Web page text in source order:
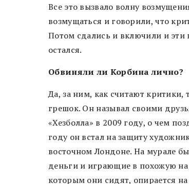
Все это вызвало волну
возмущаться и говорили, что
Потом сдались и включили и эти
остался.
Обвиняли ли Корбина лично?
Да, за ним, как считают критики,
грешок. Он называл своими
«Хезболла» в 2009 году, о чем
году он встал на защиту
восточном Лондоне. На мурале
деньги и играющие в похожую
которым они сидят, опирается